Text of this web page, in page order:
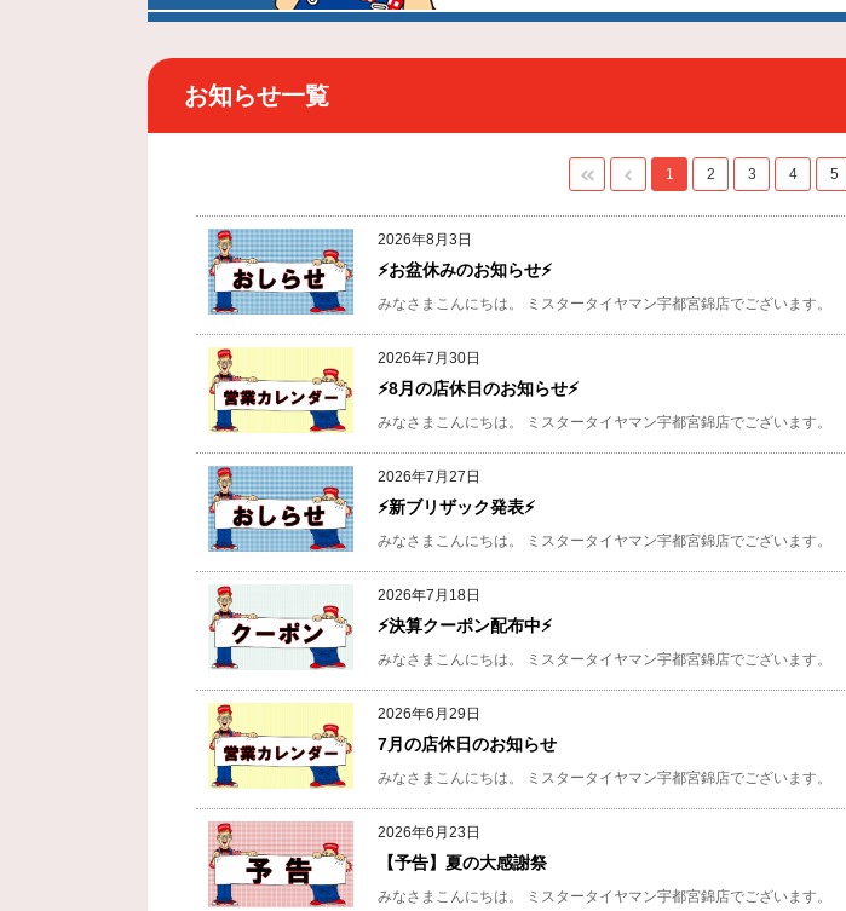
お知らせ一覧
1 2 3 4 5
2026年8月3日
⚡お盆休みのお知らせ⚡
みなさまこんにちは。 ミスタータイヤマン宇都宮錦店でございます。
2026年7月30日
⚡8月の店休日のお知らせ⚡
みなさまこんにちは。 ミスタータイヤマン宇都宮錦店でございます。
2026年7月27日
⚡️新ブリザック発表⚡️
みなさまこんにちは。 ミスタータイヤマン宇都宮錦店でございます。
2026年7月18日
⚡決算クーポン配布中⚡
みなさまこんにちは。 ミスタータイヤマン宇都宮錦店でございます。
2026年6月29日
7月の店休日のお知らせ
みなさまこんにちは。 ミスタータイヤマン宇都宮錦店でございます。
2026年6月23日
【予告】夏の大感謝祭
みなさまこんにちは。 ミスタータイヤマン宇都宮錦店でございます。